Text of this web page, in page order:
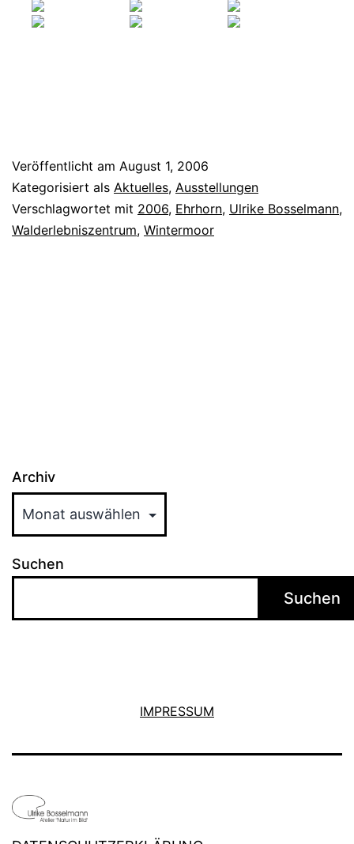
Veröffentlicht am August 1, 2006
Kategorisiert als Aktuelles, Ausstellungen
Verschlagwortet mit 2006, Ehrhorn, Ulrike Bosselmann,
Walderlebniszentrum, Wintermoor
Archiv
Suchen
Suchen
IMPRESSUM